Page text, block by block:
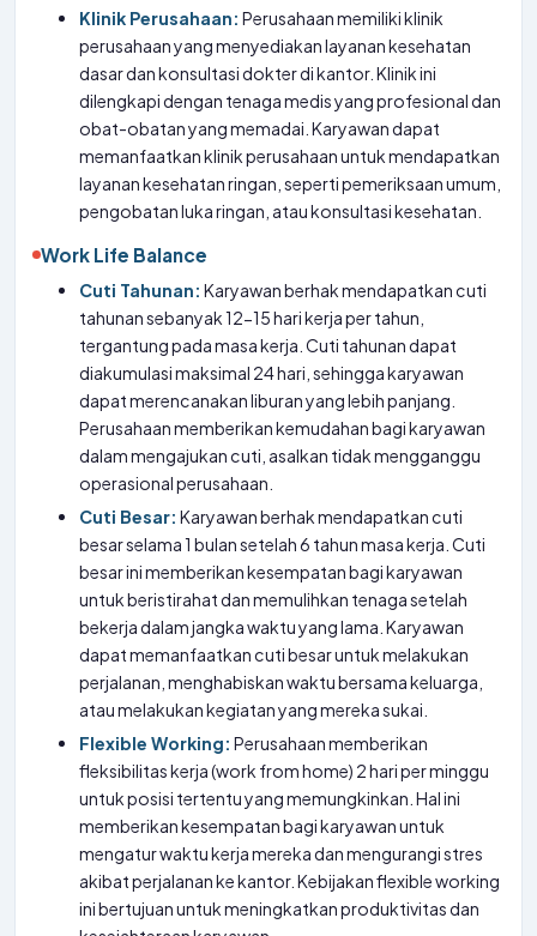
Klinik Perusahaan: Perusahaan memiliki klinik
perusahaan yang menyediakan layanan kesehatan
dasar dan konsultasi dokter di kantor. Klinik ini
dilengkapi dengan tenaga medis yang profesional dan
obat-obatan yang memadai. Karyawan dapat
memanfaatkan klinik perusahaan untuk mendapatkan
layanan kesehatan ringan, seperti pemeriksaan umum,
pengobatan luka ringan, atau konsultasi kesehatan.
Work Life Balance
Cuti Tahunan: Karyawan berhak mendapatkan cuti
tahunan sebanyak 12-15 hari kerja per tahun,
tergantung pada masa kerja. Cuti tahunan dapat
diakumulasi maksimal 24 hari, sehingga karyawan
dapat merencanakan liburan yang lebih panjang.
Perusahaan memberikan kemudahan bagi karyawan
dalam mengajukan cuti, asalkan tidak mengganggu
operasional perusahaan.
Cuti Besar: Karyawan berhak mendapatkan cuti
besar selama 1 bulan setelah 6 tahun masa kerja. Cuti
besar ini memberikan kesempatan bagi karyawan
untuk beristirahat dan memulihkan tenaga setelah
bekerja dalam jangka waktu yang lama. Karyawan
dapat memanfaatkan cuti besar untuk melakukan
perjalanan, menghabiskan waktu bersama keluarga,
atau melakukan kegiatan yang mereka sukai.
Flexible Working: Perusahaan memberikan
fleksibilitas kerja (work from home) 2 hari per minggu
untuk posisi tertentu yang memungkinkan. Hal ini
memberikan kesempatan bagi karyawan untuk
mengatur waktu kerja mereka dan mengurangi stres
akibat perjalanan ke kantor. Kebijakan flexible working
ini bertujuan untuk meningkatkan produktivitas dan